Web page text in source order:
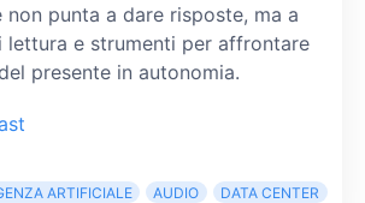
non punta a dare risposte, ma a
lettura e strumenti per affrontare
presente in autonomia.
ARTIFICIALE AUDIO
DATA CENTER